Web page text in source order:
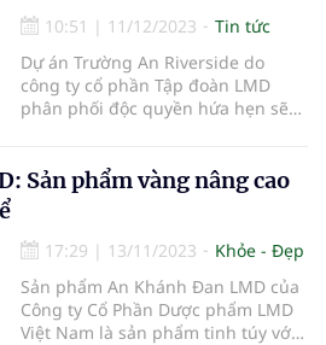
10:51 | 11/12/2023
Tin tức
Dự án Trường An Riverside do
công ty cổ phần Tập đoàn LMD
phân phối độc quyền hứa hẹn sẽ
trí đắc địa, kiến trúc sang trọng và
có giá cả hợp lý.
Sản phẩm vàng nâng cao
17:29 | 13/11/2023
Khỏe - Đẹp
Sản phẩm An Khánh Đan LMD của
Công ty Cổ Phần Dược phẩm LMD
Việt Nam là sản phẩm tinh túy với